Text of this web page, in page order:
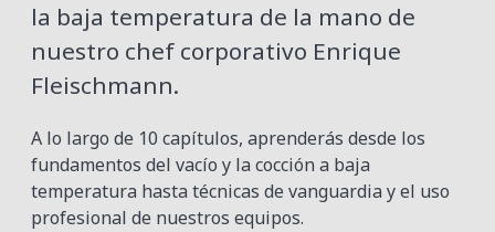
la baja temperatura de la mano de
nuestro chef corporativo Enrique
Fleischmann.
A lo largo de 10 capítulos, aprenderás desde los
fundamentos del vacío y la cocción a baja
temperatura hasta técnicas de vanguardia y el uso
profesional de nuestros equipos.